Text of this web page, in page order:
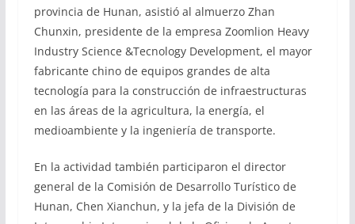
provincia de Hunan, asistió al almuerzo Zhan
Chunxin, presidente de la empresa Zoomlion Heavy
Industry Science &Tecnology Development, el mayor
fabricante chino de equipos grandes de alta
tecnología para la construcción de infraestructuras
en las áreas de la agricultura, la energía, el
medioambiente y la ingeniería de transporte.
En la actividad también participaron el director
general de la Comisión de Desarrollo Turístico de
Hunan, Chen Xianchun, y la jefa de la División de